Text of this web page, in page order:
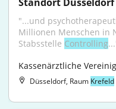
"...und
Millionen Menschen in
Stabsstelle Controlling
Kassenärztliche
Düsseldorf, Raum Krefeld